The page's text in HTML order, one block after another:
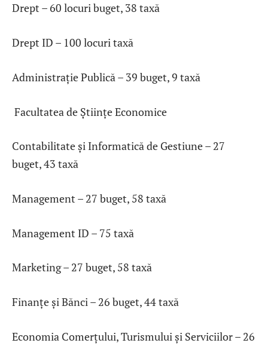
Drept – 60 locuri buget, 38 taxă
Drept ID – 100 locuri taxă
Administrație Publică – 39 buget, 9 taxă
Facultatea de Științe Economice
Contabilitate și Informatică de Gestiune – 27
buget, 43 taxă
Management – 27 buget, 58 taxă
Management ID – 75 taxă
Marketing – 27 buget, 58 taxă
Finanțe și Bănci – 26 buget, 44 taxă
Economia Comerțului, Turismului și Serviciilor – 26